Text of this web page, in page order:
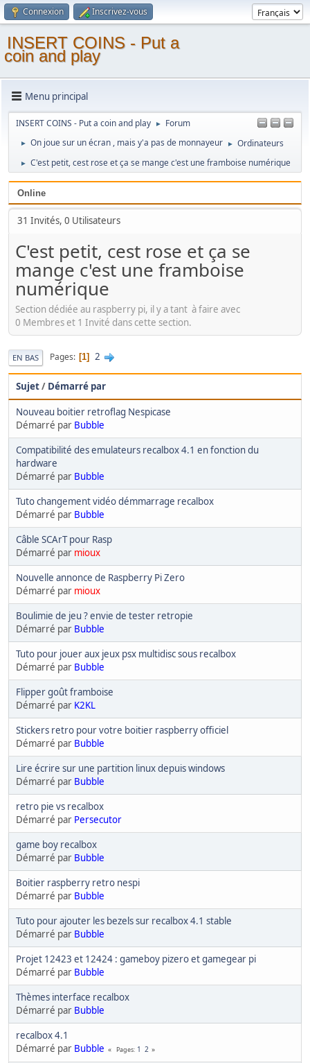
Connexion Inscrivez-vous
INSERT COINS - Put a
coin and play
Menu principal
INSERT COINS - Put a coin and play ► Forum
► On joue sur un écran , mais y'a pas de monnayeur ► Ordinateurs
► C'est petit, cest rose et ça se mange c'est une framboise numérique
Online
31 Invités, 0 Utilisateurs
C'est petit, cest rose et ça se
mange c'est une framboise
numérique
Section dédiée au raspberry pi, il y a tant à faire avec
0 Membres et 1 Invité dans cette section.
EN BAS Pages 1 2
Sujet/ Démarré par
Nouveau boitier retroflag Nespicase
Démarré par Bubble
Compatibilité des emulateurs recalbox 4.1 en fonction du
hardware
Démarré par Bubble
Tuto changement vidéo démmarrage recalbox
Démarré par Bubble
Câble SCArT pour Rasp
Démarré par mioux
Nouvelle annonce de Raspberry Pi Zero
Démarré par mioux
Boulimie de jeu ? envie de tester retropie
Démarré par Bubble
Tuto pour jouer aux jeux psx multidisc sous recalbox
Démarré par Bubble
Flipper goût framboise
Démarré par K2KL
Stickers retro pour votre boitier raspberry officiel
Démarré par Bubble
Lire écrire sur une partition linux depuis windows
Démarré par Bubble
retro pie vs recalbox
Démarré par Persecutor
game boy recalbox
Démarré par Bubble
Boitier raspberry retro nespi
Démarré par Bubble
Tuto pour ajouter les bezels sur recalbox 4.1 stable
Démarré par Bubble
Projet 12423 et 12424 : gameboy pizero et gamegear pi
Démarré par Bubble
Thèmes interface recalbox
Démarré par Bubble
recalbox 4.1
Démarré par Bubble Pages 1 2